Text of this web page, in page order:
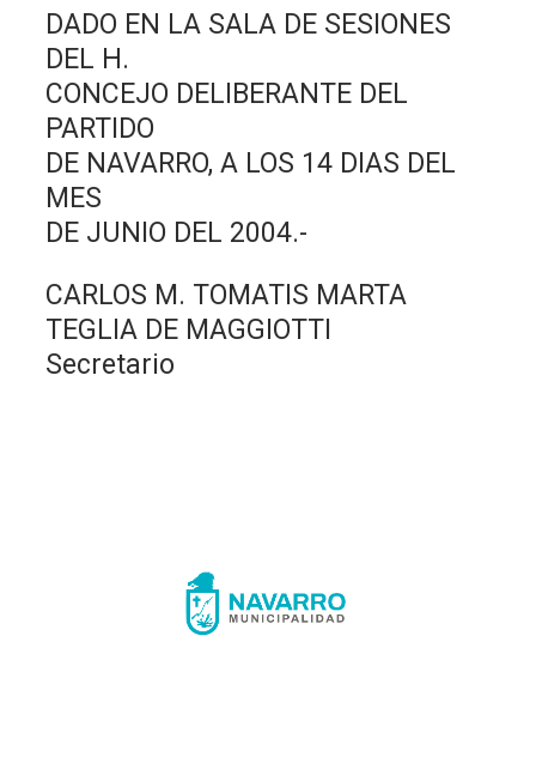
DADO EN LA SALA DE SESIONES
DEL H.
CONCEJO DELIBERANTE DEL
PARTIDO
DE NAVARRO, A LOS 14 DIAS DEL
MES
DE JUNIO DEL 2004.-
CARLOS M. TOMATIS MARTA
TEGLIA DE MAGGIOTTI
Secretario